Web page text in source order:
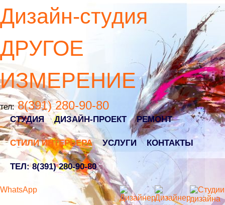
Дизайн-студия
ДРУГОЕ
ИЗМЕРЕНИЕ
тел:8(391) 280-90-80
СТУДИЯ ДИЗАЙН-ПРОЕКТ РЕМОНТ
СТИЛИ ИНТЕРЬЕРА УСЛУГИ КОНТАКТЫ
ТЕЛ: 8(391) 280-90-80
WhatsApp